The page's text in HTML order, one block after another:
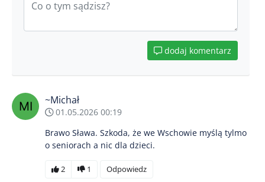
dodaj komentarz
~Michał
01.05.2026 00:19
Brawo Sława. Szkoda, że we Wschowie myślą tylmo
o seniorach a nic dla dzieci.
2 1 Odpowiedz